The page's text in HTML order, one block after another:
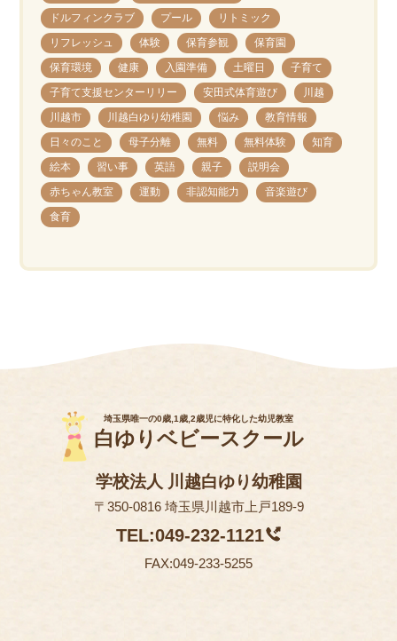
ドルフィンクラブ
プール
リトミック
リフレッシュ
体験 保育参観
保育園
保育環境
健康 入園準備 土曜日
子育て
子育て支援センターリリー
安田式体育遊び
川越
川越市
川越白ゆり幼稚園 悩み
教育情報
日々のこと
母子分離 無料 無料体験
知育
絵本
習い事 英語 親子
説明会
赤ちゃん教室
運動 非認知能力
音楽遊び
食育
埼玉県唯一の0歳,1歳,2歳児に特化した幼児教室
白ゆりベビースクール
学校法人 川越白ゆり幼稚園
〒350-0816 埼玉県川越市上戸189-9
TEL:049-232-1121
FAX:049-233-5255